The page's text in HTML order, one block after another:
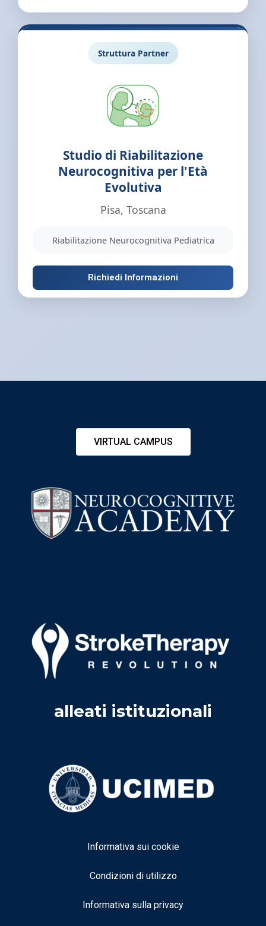
Struttura Partner
Studio di Riabilitazione
Neurocognitiva per l'Età
Evolutiva
Pisa, Toscana
Riabilitazione Neurocognitiva Pediatrica
Richiedi Informazioni
VIRTUAL CAMPUS
alleati istituzionali
Informativa sui cookie
Condizioni di utilizzo
Informativa sulla privacy